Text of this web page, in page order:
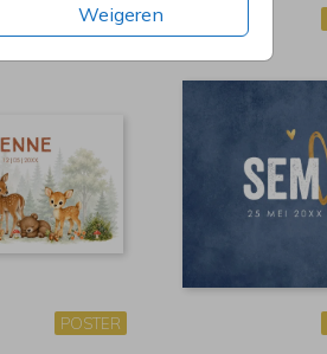
Weigeren
POSTER
POSTER